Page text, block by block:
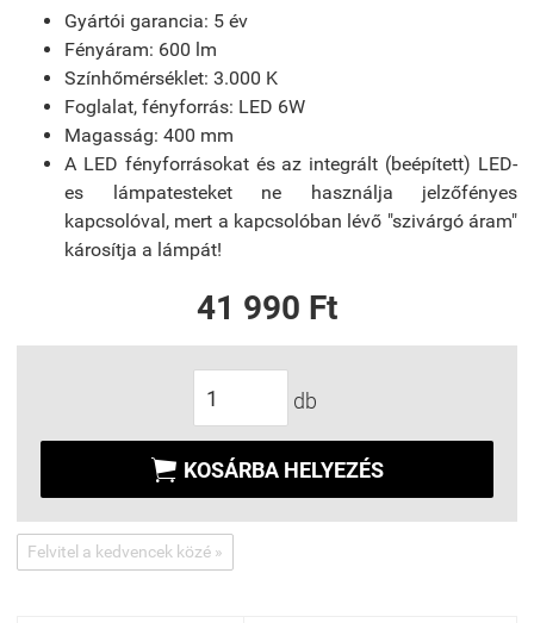
Gyártói garancia: 5 év
Fényáram: 600 lm
Színhőmérséklet: 3.000 K
Foglalat, fényforrás: LED 6W
Magasság: 400 mm
A LED fényforrásokat és az integrált (beépített) LED-
es lámpatesteket ne használja jelzőfényes
kapcsolóval, mert a kapcsolóban lévő "szivárgó áram"
károsítja a lámpát!
41 990 Ft
db
 KOSÁRBA HELYEZÉS
Felvitel a kedvencek közé »